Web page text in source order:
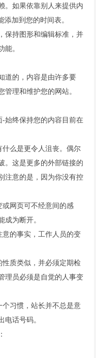
。如果依靠别人来提供内
加到您的时间表。
保持图形和编辑标准，并
能。
道的，内容是由许多要
理和维护您的网站。
始终保持您的内容目前在
么是更令人沮丧。偶尔
。这是更多的外部链接的
注意的是，因为你没有控
网页可不经意间的感
成为断开。
的事实，工作人员的变
质类似，并必须定期检
理员必须是自觉的人事变
习惯，站长并不总是意
电话号码。